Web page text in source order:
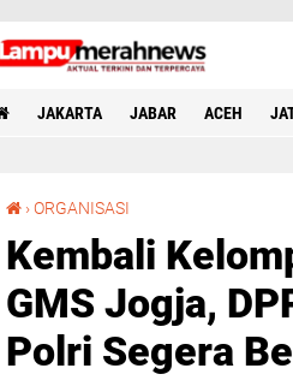
JAKARTA JABAR ACEH
›ORGANISASI
Kembali
GMS Jogja,
Polri Segera